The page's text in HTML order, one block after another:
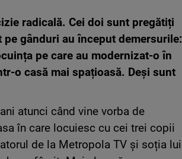
radicală. Cei doi sunt pregătiți
gânduri au început demersurile:
pe care au modernizat-o în
o casă mai spațioasă. Deși sunt
atunci când vine vorba de
în care locuiesc cu cei trei copii
de la Metropola TV și soția lui